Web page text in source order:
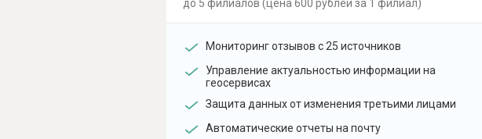
до 5 филиалов (цена 600 рублей за 1 филиал)
Мониторинг отзывов с 25 источников
Управление актуальностью информации на
геосервисах
Защита данных от изменения третьими лицами
Автоматические отчеты на почту